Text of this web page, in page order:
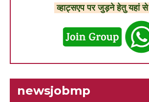
व्हाट्सएप पर जुड़ने हेतु यहां
newsjobmp